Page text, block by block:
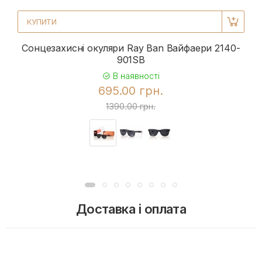
КУПИТИ
Сонцезахисні окуляри Ray Ban Вайфаери 2140-
901SB
В наявності
695.00 грн.
1390.00 грн.
Доставка і оплата